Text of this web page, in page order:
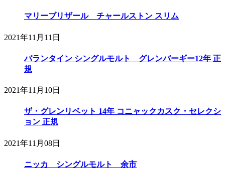
マリーブリザール チャールストン スリム
2021年11月11日
バランタイン シングルモルト グレンバーギー12年 正
規
2021年11月10日
ザ・グレンリベット 14年 コニャックカスク・セレクシ
ョン 正規
2021年11月08日
ニッカ シングルモルト 余市